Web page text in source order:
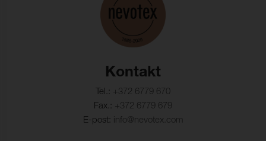
Kontakt
Tel.: +372 6779 670
Fax.: +372 6779 679
E-post: info@nevotex.com